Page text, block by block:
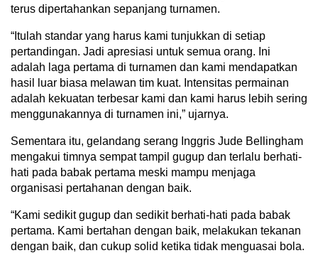
terus dipertahankan sepanjang turnamen.
“Itulah standar yang harus kami tunjukkan di setiap
pertandingan. Jadi apresiasi untuk semua orang. Ini
adalah laga pertama di turnamen dan kami mendapatkan
hasil luar biasa melawan tim kuat. Intensitas permainan
adalah kekuatan terbesar kami dan kami harus lebih sering
menggunakannya di turnamen ini,” ujarnya.
Sementara itu, gelandang serang Inggris Jude Bellingham
mengakui timnya sempat tampil gugup dan terlalu berhati-
hati pada babak pertama meski mampu menjaga
organisasi pertahanan dengan baik.
“Kami sedikit gugup dan sedikit berhati-hati pada babak
pertama. Kami bertahan dengan baik, melakukan tekanan
dengan baik, dan cukup solid ketika tidak menguasai bola.